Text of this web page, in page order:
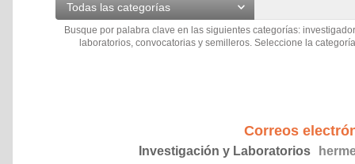
Todas las categorías
Busque por palabra clave en las siguientes categorías:
laboratorios, convocatorias y semilleros. Seleccione la
Correos
Investigación y Laboratorios